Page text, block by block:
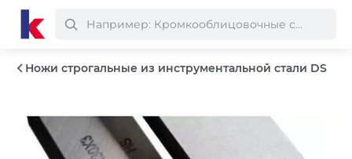
Ножи строгальные из инструментальной стали DS